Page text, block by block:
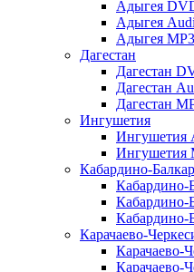
Адыгея
Адыгея
Адыгея MP3
Дагестан
Дагестан
Дагестан
Дагестан
Ингушетия
Ингушетия
Ингушетия
Кабардино-
Кабардино-
Кабардино-
Кабардино-
Карачаево-
Карачаево-
Карачаево-